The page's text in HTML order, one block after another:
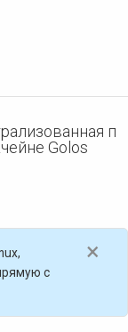
п
Golos
×
с